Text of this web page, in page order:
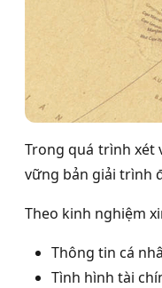
Trong quá trình xét
vững bản giải trình
Theo kinh nghiệm
Thông tin cá
Tình hình tài